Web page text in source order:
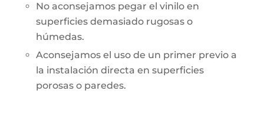
No aconsejamos pegar el vinilo en
superficies demasiado rugosas o
húmedas.
Aconsejamos el uso de un primer previo a
la instalación directa en superficies
porosas o paredes.